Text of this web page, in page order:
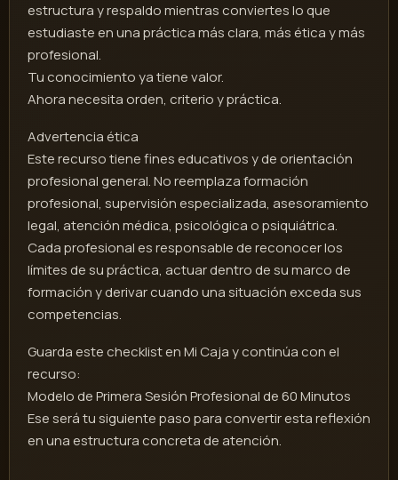
estructura y respaldo mientras conviertes lo que
estudiaste en una práctica más clara, más ética y más
profesional.
Tu conocimiento ya tiene valor.
Ahora necesita orden, criterio y práctica.
Advertencia ética
Este recurso tiene fines educativos y de orientación
profesional general. No reemplaza formación
profesional, supervisión especializada, asesoramiento
legal, atención médica, psicológica o psiquiátrica.
Cada profesional es responsable de reconocer los
límites de su práctica, actuar dentro de su marco de
formación y derivar cuando una situación exceda sus
competencias.
Guarda este checklist en Mi Caja y continúa con el
recurso:
Modelo de Primera Sesión Profesional de 60 Minutos
Ese será tu siguiente paso para convertir esta reflexión
en una estructura concreta de atención.